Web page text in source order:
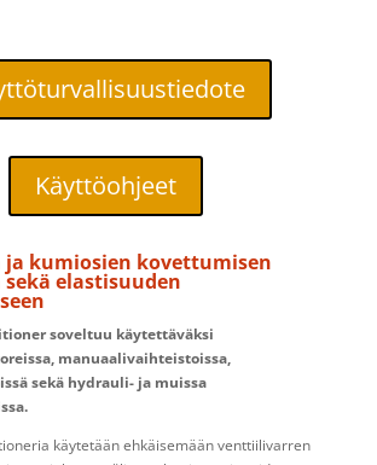
Käyttöohjeet
ja kumiosien kovettumisen
elastisuuden
soveltuu käytettäväksi
manuaalivaihteistoissa,
sekä hydrauli- ja muissa
käytetään ehkäisemään venttiilivarren